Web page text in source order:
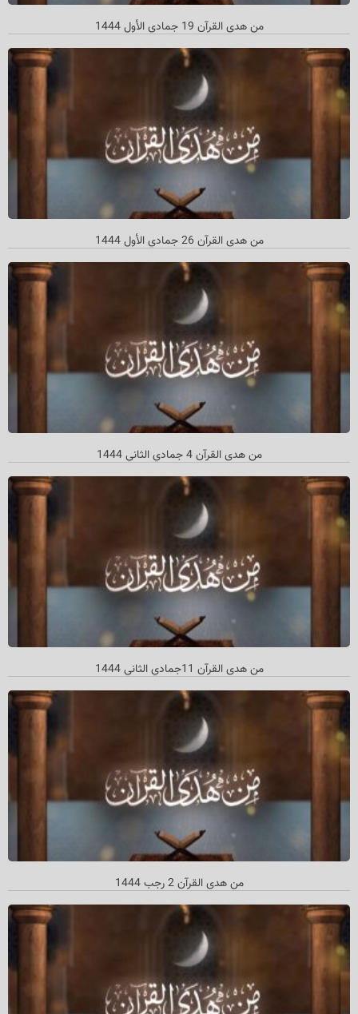
من هدى القرآن 19 جمادي الأول 1444
من هدی القرآن 26 جمادي الأول 1444
من هدی القرآن 4 جمادي الثاني 1444
من هدى القرآن 11جمادي الثاني 1444
من هدی القرآن 2 رجب 1444